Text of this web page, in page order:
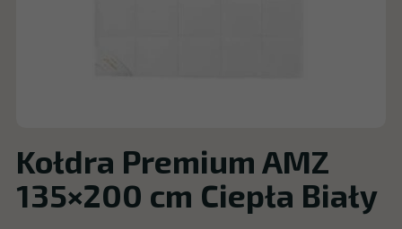
Kołdra Premium AMZ
135×200 cm Ciepła Biały